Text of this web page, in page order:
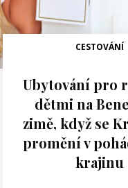
CESTOVÁNÍ
Ubytování pro
dětmi na
zimě, když se
promění v
krajinu